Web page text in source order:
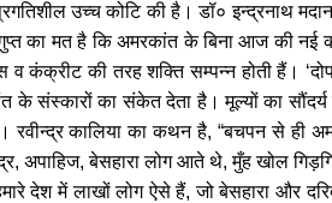
उच्च कोटि की है। डॉ० इन्द्रनाथ
का मत है कि अमरकांत के बिना आज की नई
कंक्रीट की तरह शक्ति सम्पन्न होती हैं।
के संस्कारों का संकेत देता है। मूल्यों का सौंदर्य
रवीन्द्र कालिया का कथन है, “बचपन से ही
अपाहिज, बेसहारा लोग आते थे, मुँह खोल
में लाखों लोग ऐसे हैं, जो बेसहारा और